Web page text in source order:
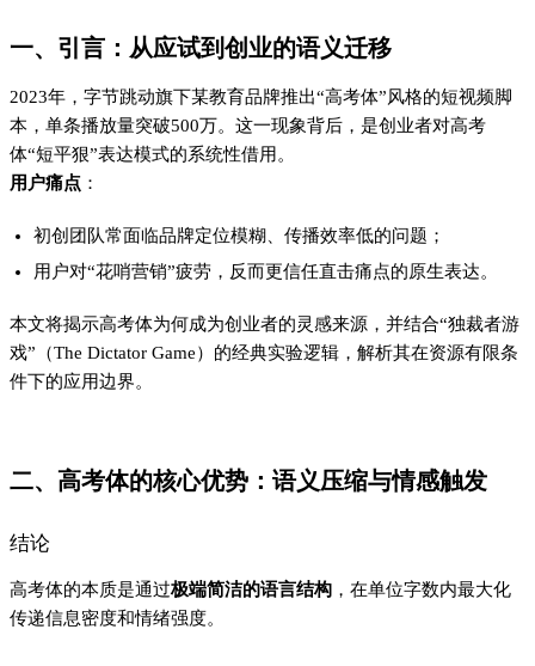
一、引言：从应试到创业的语义迁移
2023年，字节跳动旗下某教育品牌推出“高考体”风格的短视频脚
本，单条播放量突破500万。这一现象背后，是创业者对高考
体“短平狠”表达模式的系统性借用。
用户痛点 ：
初创团队常面临品牌定位模糊、传播效率低的问题；
用户对“花哨营销”疲劳，反而更信任直击痛点的原生表达。
本文将揭示高考体为何成为创业者的灵感来源，并结合“独裁者游
戏”（The Dictator Game）的经典实验逻辑，解析其在资源有限条
件下的应用边界。
二、高考体的核心优势：语义压缩与情感触发
结论
高考体的本质是通过极端简洁的语言结构 ，在单位字数内最大化
传递信息密度和情绪强度。